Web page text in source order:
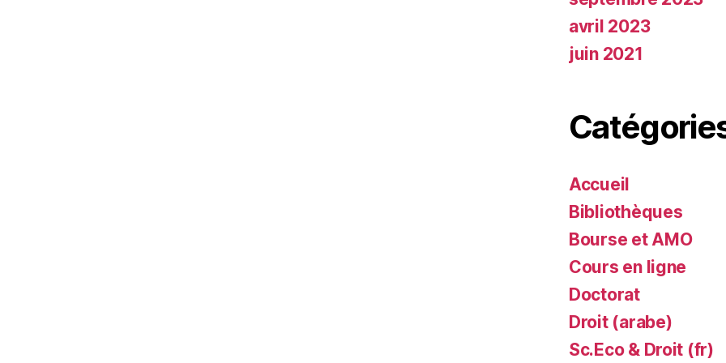
avril 2023
juin 2021
Accueil
Bibliothèques
Bourse et AMO
Cours en ligne
Doctorat
Droit (arabe)
Sc.Eco & Droit (fr)